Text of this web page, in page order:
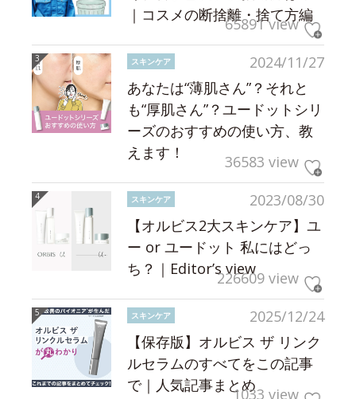
｜コスメの断捨離・捨て方編
65891 view
2024/11/27
スキンケア
あなたは“薄肌さん”？それと
も“厚肌さん”？ユードットシリ
ーズのおすすめの使い方、教
えます！
36583 view
2023/08/30
スキンケア
【オルビス2大スキンケア】ユ
ー or ユードット 私にはどっ
ち？｜Editor’s view226609 view
2025/12/24
スキンケア
【保存版】オルビス ザ リンク
ルセラムのすべてをこの記事
で｜人気記事まとめ1033 view